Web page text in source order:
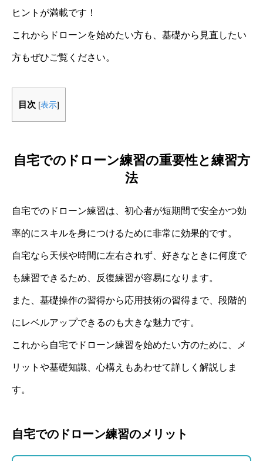
ヒントが満載です！
これからドローンを始めたい方も、基礎から見直したい
方もぜひご覧ください。
目次 [表示]
自宅でのドローン練習の重要性と練習方
法
自宅でのドローン練習は、初心者が短期間で安全かつ効
率的にスキルを身につけるために非常に効果的です。
自宅なら天候や時間に左右されず、好きなときに何度で
も練習できるため、反復練習が容易になります。
また、基礎操作の習得から応用技術の習得まで、段階的
にレベルアップできるのも大きな魅力です。
これから自宅でドローン練習を始めたい方のために、メ
リットや基礎知識、心構えもあわせて詳しく解説しま
す。
自宅でのドローン練習のメリット